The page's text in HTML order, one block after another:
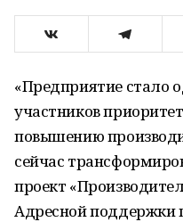
«Предприятие стало
участников
повышению
сейчас
проект
Адресной поддержки